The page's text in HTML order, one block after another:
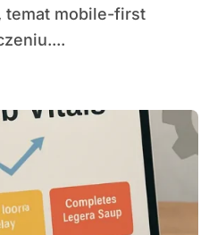
temat mobile-first